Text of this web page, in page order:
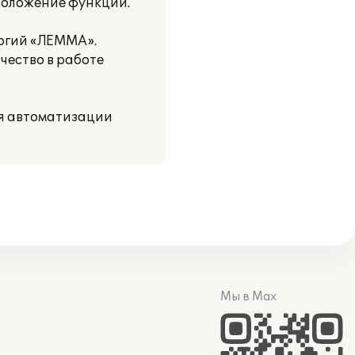
функций.
«ЛЕММА».
в работе
автоматизации
Мы в Max